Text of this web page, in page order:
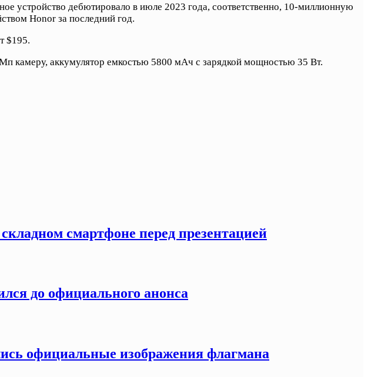
устройство дебютировало в июле 2023 года, соответственно, 10-миллионную
Honor за последний год.
$195.
камеру, аккумулятор емкостью 5800 мАч с зарядкой мощностью 35 Вт.
смартфоне перед презентацией
до официального анонса
официальные изображения флагмана